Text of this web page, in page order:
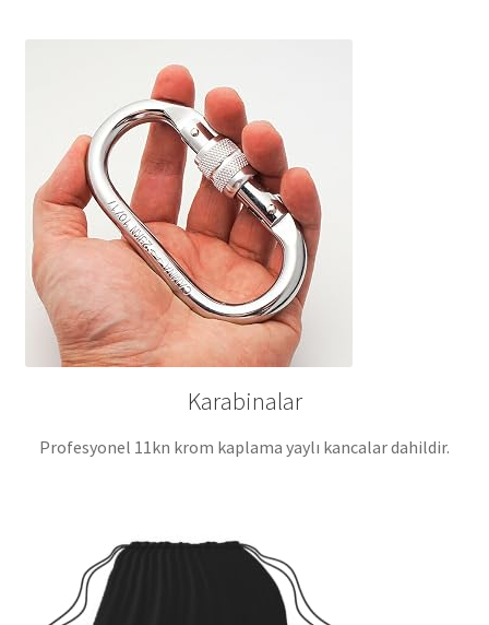
Karabinalar
Profesyonel 11kn krom kaplama yaylı kancalar dahildir.